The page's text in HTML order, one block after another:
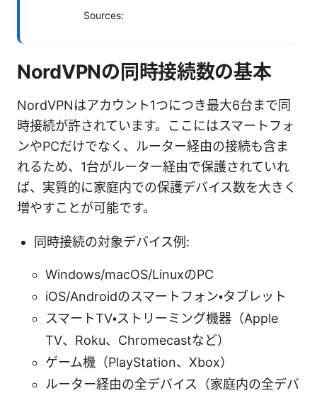
Sources:
NordVPNの同時接続数の基本
NordVPNはアカウント1つにつき最大6台まで同
時接続が許されています。ここにはスマートフォ
ンやPCだけでなく、ルーター経由の接続も含ま
れるため、1台がルーター経由で保護されていれ
ば、実質的に家庭内での保護デバイス数を大きく
増やすことが可能です。
同時接続の対象デバイス例:
Windows/macOS/LinuxのPC
iOS/Androidのスマートフォン・タブレット
スマートTV・ストリーミング機器（Apple
TV、Roku、Chromecastなど）
ゲーム機（PlayStation、Xbox）
ルーター経由の全デバイス（家庭内の全デバ